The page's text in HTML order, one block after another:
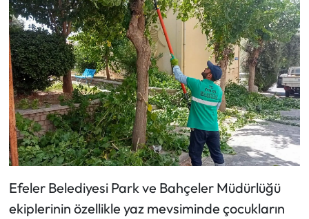
Efeler Belediyesi Park ve Bahçeler Müdürlüğü
ekiplerinin özellikle yaz mevsiminde çocukların